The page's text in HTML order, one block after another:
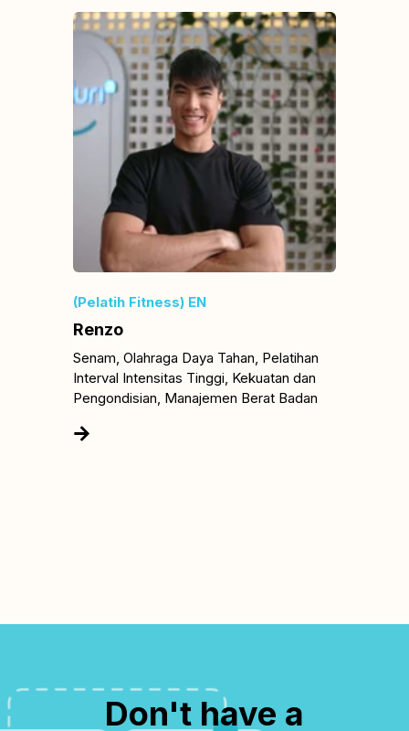
(Pelatih Fitness) EN
Renzo
Senam, Olahraga Daya Tahan, Pelatihan
Interval Intensitas Tinggi, Kekuatan dan
Pengondisian, Manajemen Berat Badan
Don't have a